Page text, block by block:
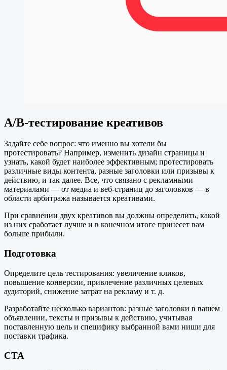
A/B-тестирование креативов
Задайте себе вопрос: что именно вы хотели бы
протестировать? Например, изменить дизайн страницы и
узнать, какой будет наиболее эффективным; протестировать
различные виды контента, разные заголовки или призывы к
действию, и так далее. Все, что связано с рекламными
материалами — от медиа и веб-страниц до заголовков — в
области арбитража называется креативами.
При сравнении двух креативов вы должны определить, какой
из них сработает лучше и в конечном итоге принесет вам
больше прибыли.
Подготовка
Определите цель тестирования: увеличение кликов,
повышение конверсии, привлечение различных целевых
аудиторий, снижение затрат на рекламу и т. д.
Разработайте несколько вариантов: разные заголовки в вашем
объявлении, тексты и призывы к действию, учитывая
поставленную цель и специфику выбранной вами ниши для
поставки трафика.
СТА